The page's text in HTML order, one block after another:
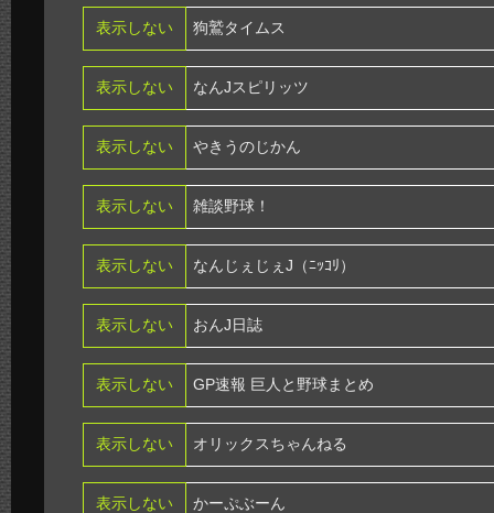
表示しない 狗鷲タイムス
表示しない なんJスピリッツ
表示しない やきうのじかん
表示しない 雑談野球！
表示しない なんじぇじぇJ（ﾆｯｺﾘ）
表示しない おんJ日誌
表示しない GP速報 巨人と野球まとめ
表示しない オリックスちゃんねる
表示しない かーぷぶーん